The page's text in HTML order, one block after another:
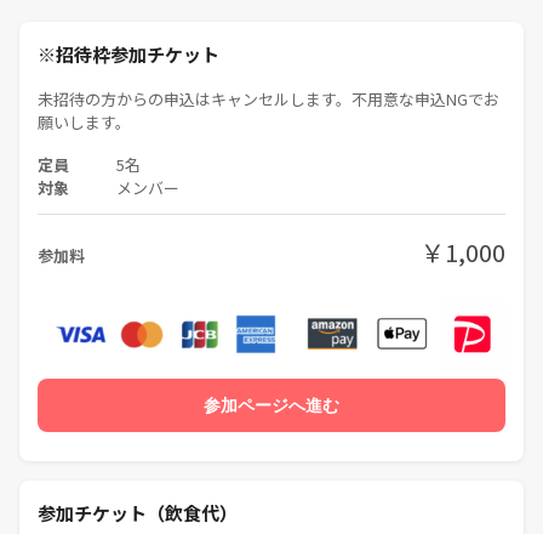
画設計を行っています。
います✨
「一人ではできない体験をコミュニティで実現する」をテーマに、
ただ集まるだけでなく、“来てよかった”と思える企画づくりを大切にし
ています☺️
今回は、落語という日本文化の面白さと、交流会の楽しさを掛け合わせ
他にはなかなかない企画を一緒に楽しめたら嬉しいです⭐
✅ 落語に少し興味があるけど、寄席はまだハードルが高い方💡
※招待枠参加チケット
未招待の方からの申込はキャンセルします。不用意な申込NGでお
願いします。
定員 5名
対象 メンバー
参加料 ￥1,000
参加ページへ進む
参加チケット（飲食代）